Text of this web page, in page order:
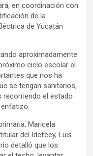
en coordinación con
de la
de Yucatán
aproximadamente
ciclo escolar el
que nos ha
se tengan sanitarios,
recorriendo el estado
Maricela
del Idefeey, Luis
detalló que los